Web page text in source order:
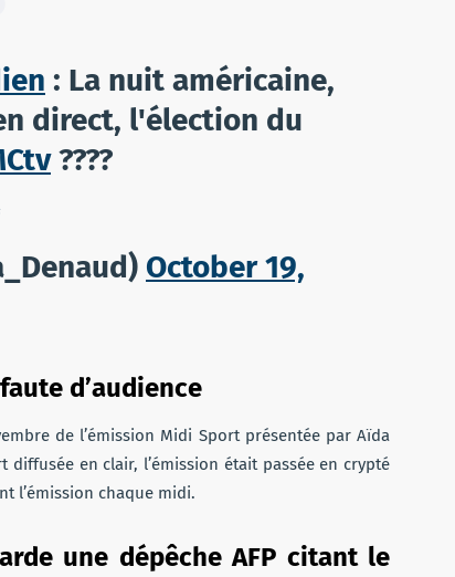
: La nuit américaine,
direct, l'élection du
????
October 19,
d’audience
de l’émission Midi Sport présentée par Aïda
diffusée en clair, l’émission était passée en crypté
l’émission chaque midi.
une dépêche AFP citant le